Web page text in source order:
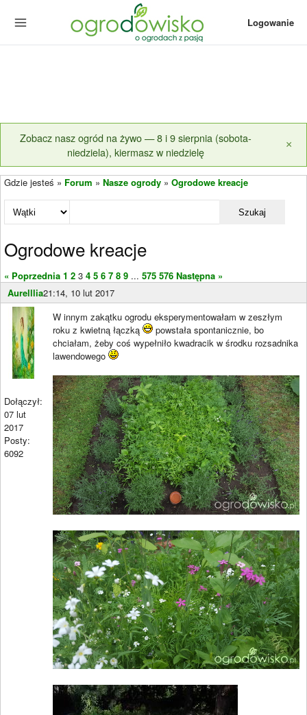
Logowanie
Zobacz nasz ogród na żywo — 8 i 9 sierpnia (sobota-
niedziela), kiermasz w niedzielę
×
Gdzie jesteś » Forum » Nasze ogrody » Ogrodowe kreacje
Szukaj
Ogrodowe kreacje
« Poprzednia 1 2 3 4 5 6 7 8 9 ... 575 576 Następna »
Aurelllia21:14, 10 lut 2017
Dołączył:
07 lut
2017
Posty:
6092
W innym zakątku ogrodu eksperymentowałam w zeszłym
roku z kwietną łączką
powstała spontanicznie, bo
chciałam, żeby coś wypełniło kwadracik w środku rozsadnika
lawendowego